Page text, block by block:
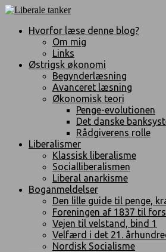
Hvorfor læse denne blog?
Om mig
Links
Østrigsk økonomi
Begynderlæsning
Avanceret læsning
Økonomisk teori
Penge-evolutionen
Det danske
Rådgiverens rolle
Liberalismer
Klassisk liberalisme
Socialliberalismen
Liberal anarkisme
Boganmeldelser
Den lille guide til penge,
Foreningen af 1837 til
Vejen til velstand, bind 1
Velfærd i det 21.
Nordisk Socialisme